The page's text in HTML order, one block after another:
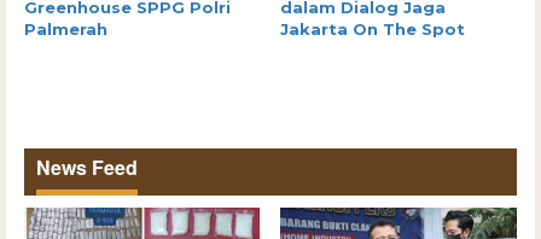
Greenhouse SPPG Polri
Palmerah
dalam Dialog Jaga
Jakarta On The Spot
News Feed